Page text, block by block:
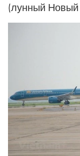
(лунный Новый